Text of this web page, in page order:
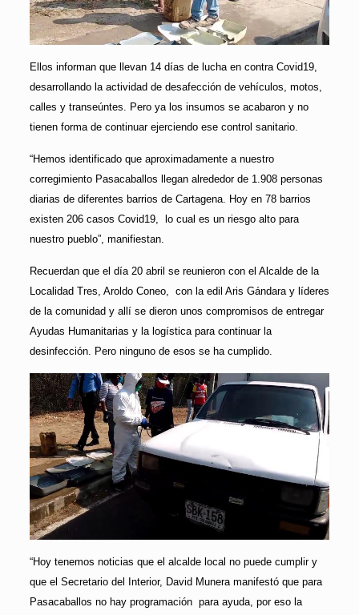
Ellos informan que llevan 14 días de lucha en contra Covid19,
desarrollando la actividad de desafección de vehículos, motos,
calles y transeúntes. Pero ya los insumos se acabaron y no
tienen forma de continuar ejerciendo ese control sanitario.
“Hemos identificado que aproximadamente a nuestro
corregimiento Pasacaballos llegan alrededor de 1.908 personas
diarias de diferentes barrios de Cartagena. Hoy en 78 barrios
existen 206 casos Covid19, lo cual es un riesgo alto para
nuestro pueblo”, manifiestan.
Recuerdan que el día 20 abril se reunieron con el Alcalde de la
Localidad Tres, Aroldo Coneo, con la edil Aris Gándara y líderes
de la comunidad y allí se dieron unos compromisos de entregar
Ayudas Humanitarias y la logística para continuar la
desinfección. Pero ninguno de esos se ha cumplido.
“Hoy tenemos noticias que el alcalde local no puede cumplir y
que el Secretario del Interior, David Munera manifestó que para
Pasacaballos no hay programación para ayuda, por eso la